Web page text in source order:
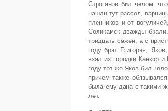
Строганов бил челом,
нашли тут рассол,
пленников и от
Соликамск дважды
тридцать сажен, а с
году брат Григория,
взял их городки Канкор
году тот же Яков бил
причем также
была ему дана с такими
лет.